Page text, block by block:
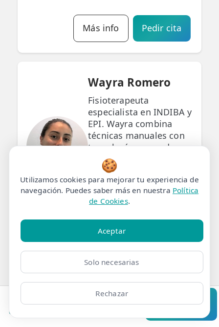
Clínicas
Más info Pedir cita
Wayra Romero
Fisioterapeuta
especialista en INDIBA y
EPI. Wayra combina
técnicas manuales con
tecnología avanzada
para aliviar el dolor y
acelerar tu...
📍 Clínica Carabanchel
Usera, Calle Portalegre,
77, 28025 Madrid
Más info Pedir cita
Lina Benkirane
Especialista en
🍪
Utilizamos cookies para mejorar tu experiencia de
navegación. Puedes saber más en nuestra Política
de Cookies.
Aceptar
Solo necesarias
Rechazar